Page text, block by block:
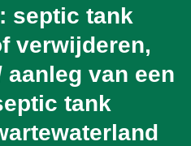
septic tank
verwijderen,
van een
tank